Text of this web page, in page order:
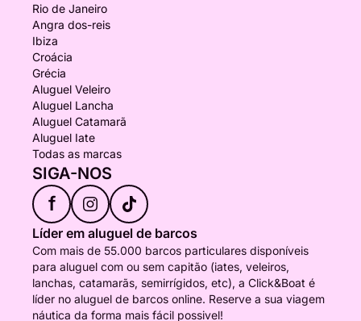
Rio de Janeiro
Angra dos-reis
Ibiza
Croácia
Grécia
Aluguel Veleiro
Aluguel Lancha
Aluguel Catamarã
Aluguel Iate
Todas as marcas
SIGA-NOS
f
Líder em aluguel de barcos
Com mais de 55.000 barcos particulares disponíveis
para aluguel com ou sem capitão (iates, veleiros,
lanchas, catamarãs, semirrígidos, etc), a Click&Boat é
líder no aluguel de barcos online. Reserve a sua viagem
náutica da forma mais fácil possivel!